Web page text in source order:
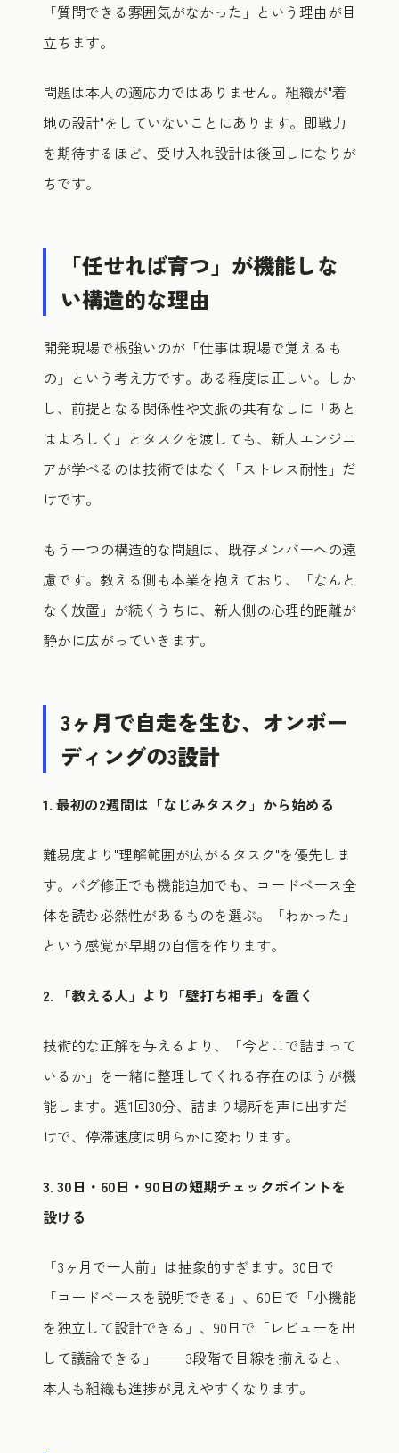
「質問できる雰囲気がなかった」という理由が目
立ちます。
問題は本人の適応力ではありません。組織が"着
地の設計"をしていないことにあります。即戦力
を期待するほど、受け入れ設計は後回しになりが
ちです。
「任せれば育つ」が機能しな
い構造的な理由
開発現場で根強いのが「仕事は現場で覚えるも
の」という考え方です。ある程度は正しい。しか
し、前提となる関係性や文脈の共有なしに「あと
はよろしく」とタスクを渡しても、新人エンジニ
アが学べるのは技術ではなく「ストレス耐性」だ
けです。
もう一つの構造的な問題は、既存メンバーへの遠
慮です。教える側も本業を抱えており、「なんと
なく放置」が続くうちに、新人側の心理的距離が
静かに広がっていきます。
3ヶ月で自走を生む、オンボー
ディングの3設計
1. 最初の2週間は「なじみタスク」から始める
難易度より"理解範囲が広がるタスク"を優先しま
す。バグ修正でも機能追加でも、コードベース全
体を読む必然性があるものを選ぶ。「わかった」
という感覚が早期の自信を作ります。
2. 「教える人」より「壁打ち相手」を置く
技術的な正解を与えるより、「今どこで詰まって
いるか」を一緒に整理してくれる存在のほうが機
能します。週1回30分、詰まり場所を声に出すだ
けで、停滞速度は明らかに変わります。
3. 30日・60日・90日の短期チェックポイントを
設ける
「3ヶ月で一人前」は抽象的すぎます。30日で
「コードベースを説明できる」、60日で「小機能
を独立して設計できる」、90日で「レビューを出
して議論できる」——3段階で目線を揃えると、
本人も組織も進捗が見えやすくなります。